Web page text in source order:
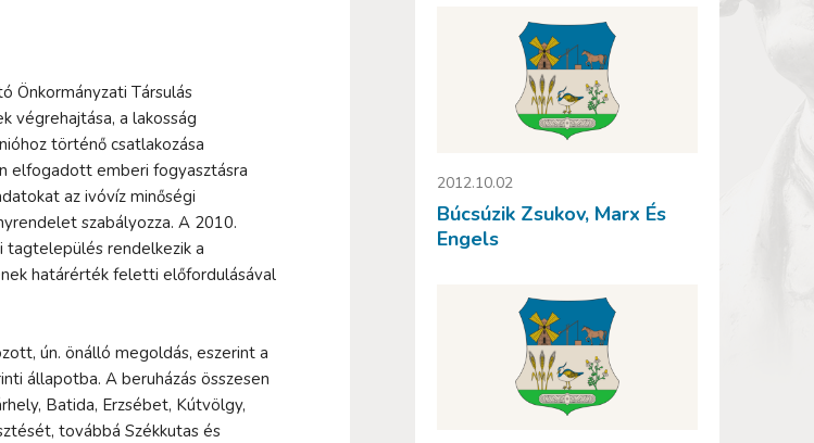
Önkormányzati Társulás
végrehajtása, a lakosság
történő csatlakozása
elfogadott emberi fogyasztásra
az ivóvíz minőségi
szabályozza. A 2010.
tagtelepülés rendelkezik a
határérték feletti előfordulásával
ún. önálló megoldás, eszerint a
állapotba. A beruházás összesen
Batida, Erzsébet, Kútvölgy,
továbbá Székkutas és
2012.10.02
Búcsúzik Zsukov, Marx És
Engels